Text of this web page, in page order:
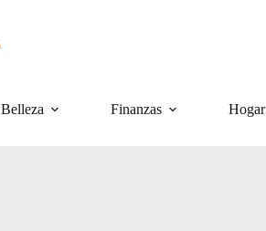
Belleza Finanzas Hogar